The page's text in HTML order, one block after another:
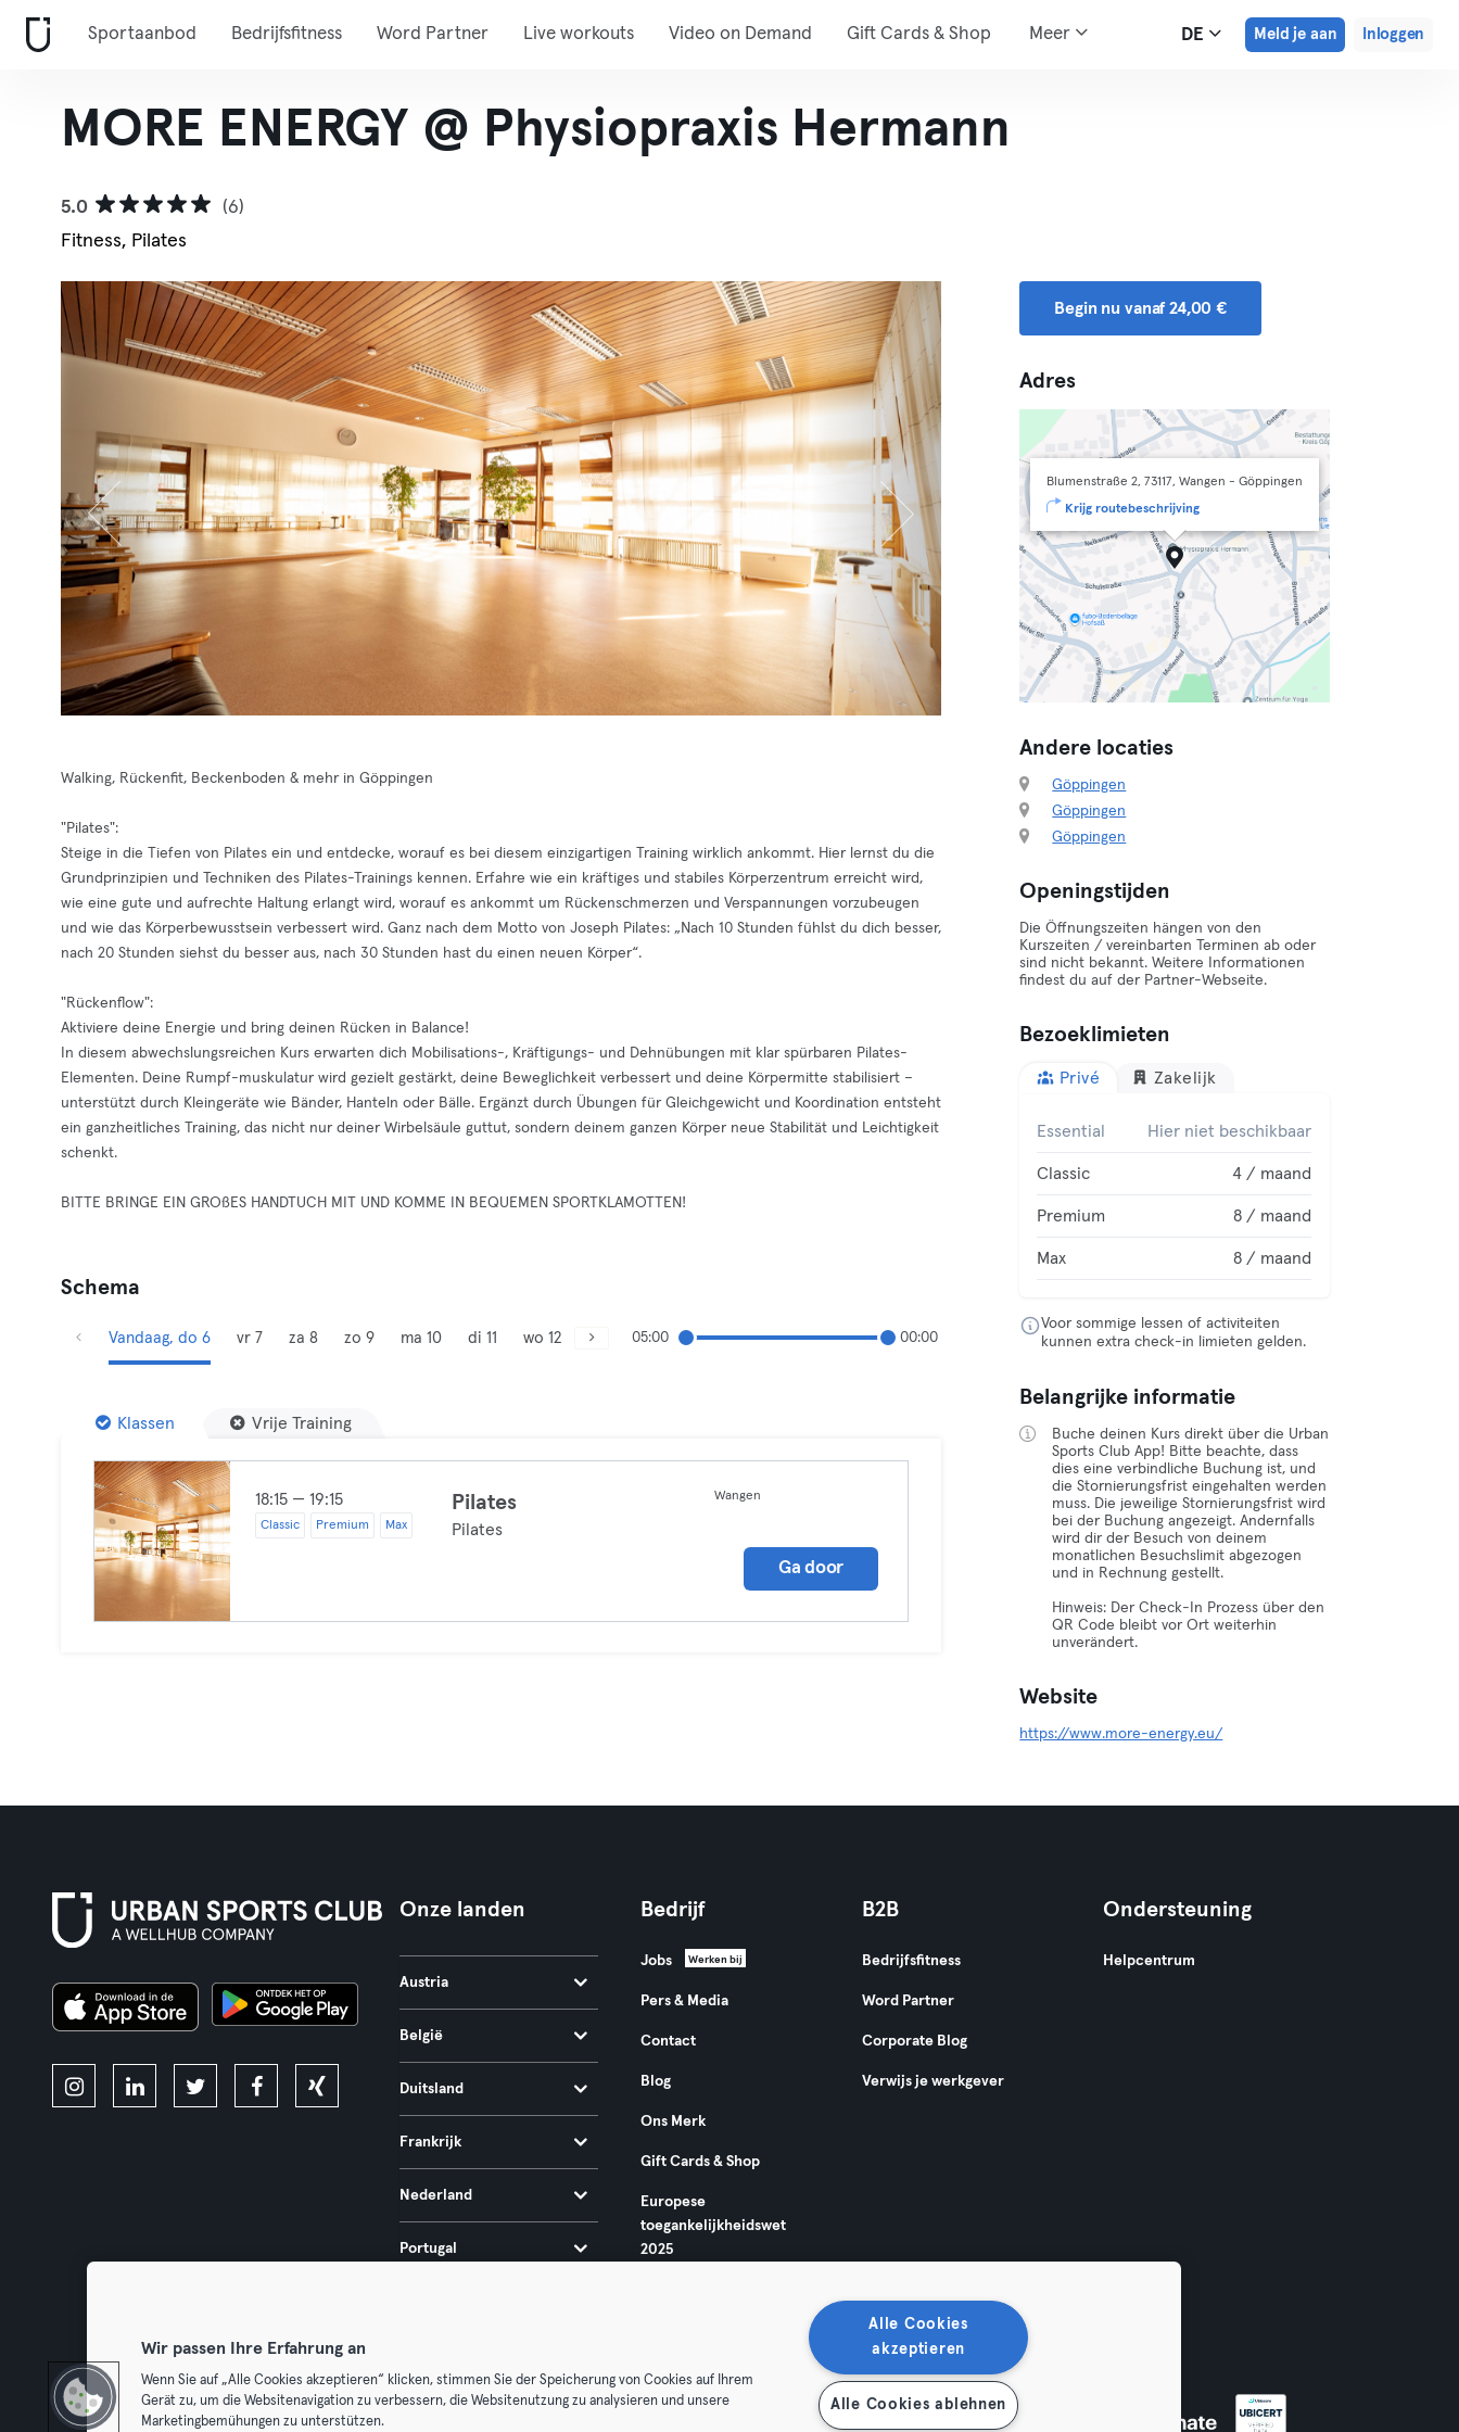
Sportaanbod Bedrijfsfitness Word Partner Live workouts Video on Demand Gift Cards & Shop Meer DE Meld je aan Inloggen
MORE ENERGY @ Physiopraxis Hermann
5.0
(6)
Fitness, Pilates
Walking, Rückenfit, Beckenboden & mehr in Göppingen
"Pilates":
Steige in die Tiefen von Pilates ein und entdecke, worauf es bei diesem einzigartigen Training wirklich ankommt. Hier lernst du die
Grundprinzipien und Techniken des Pilates-Trainings kennen. Erfahre wie ein kräftiges und stabiles Körperzentrum erreicht wird,
wie eine gute und aufrechte Haltung erlangt wird, worauf es ankommt um Rückenschmerzen und Verspannungen vorzubeugen
und wie das Körperbewusstsein verbessert wird. Ganz nach dem Motto von Joseph Pilates: „Nach 10 Stunden fühlst du dich besser,
nach 20 Stunden siehst du besser aus, nach 30 Stunden hast du einen neuen Körper“.
"Rückenflow":
Aktiviere deine Energie und bring deinen Rücken in Balance!
In diesem abwechslungsreichen Kurs erwarten dich Mobilisations-, Kräftigungs- und Dehnübungen mit klar spürbaren Pilates-
Elementen. Deine Rumpf-muskulatur wird gezielt gestärkt, deine Beweglichkeit verbessert und deine Körpermitte stabilisiert –
unterstützt durch Kleingeräte wie Bänder, Hanteln oder Bälle. Ergänzt durch Übungen für Gleichgewicht und Koordination entsteht
ein ganzheitliches Training, das nicht nur deiner Wirbelsäule guttut, sondern deinem ganzen Körper neue Stabilität und Leichtigkeit
schenkt.
BITTE BRINGE EIN GROßES HANDTUCH MIT UND KOMME IN BEQUEMEN SPORTKLAMOTTEN!
Schema
Vandaag, do 6 vr 7 za 8 zo 9 ma 10 di 11 wo 12 05:00 00:00
Klassen Vrije Training
18:15 — 19:15
Classic Premium Max
Pilates
Pilates
Wangen
Ga door
Begin nu vanaf 24,00 €
Adres
Blumenstraße 2, 73117, Wangen - Göppingen
Krijg routebeschrijving
Andere locaties
Göppingen
Göppingen
Göppingen
Openingstijden
Die Öffnungszeiten hängen von den
Kurszeiten / vereinbarten Terminen ab oder
sind nicht bekannt. Weitere Informationen
findest du auf der Partner-Webseite.
Bezoeklimieten
Privé Zakelijk
Essential Hier niet beschikbaar
Classic 4 / maand
Premium 8 / maand
Max 8 / maand
Voor sommige lessen of activiteiten
kunnen extra check-in limieten gelden.
Belangrijke informatie
Buche deinen Kurs direkt über die Urban
Sports Club App! Bitte beachte, dass
dies eine verbindliche Buchung ist, und
die Stornierungsfrist eingehalten werden
muss. Die jeweilige Stornierungsfrist wird
bei der Buchung angezeigt. Andernfalls
wird dir der Besuch von deinem
monatlichen Besuchslimit abgezogen
und in Rechnung gestellt.
Hinweis: Der Check-In Prozess über den
QR Code bleibt vor Ort weiterhin
unverändert.
Website
https://www.more-energy.eu/
Onze landen
Austria
België
Duitsland
Frankrijk
Nederland
Portugal
Bedrijf
Jobs Werken bij
Pers & Media
Contact
Blog
Ons Merk
Gift Cards & Shop
Europese
toegankelijkheidswet
2025
B2B
Bedrijfsfitness
Word Partner
Corporate Blog
Verwijs je werkgever
Ondersteuning
Helpcentrum
Wir passen Ihre Erfahrung an
Wenn Sie auf „Alle Cookies akzeptieren“ klicken, stimmen Sie der Speicherung von Cookies auf Ihrem
Gerät zu, um die Websitenavigation zu verbessern, die Websitenutzung zu analysieren und unsere
Marketingbemühungen zu unterstützen.
Alle Cookies
akzeptieren
Alle Cookies ablehnen